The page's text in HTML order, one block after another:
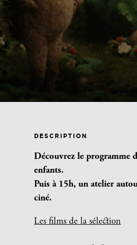
DESCRIPTION
Découvrez le programme
enfants.
Puis à 15h, un atelier
ciné.
Les films de la sélection